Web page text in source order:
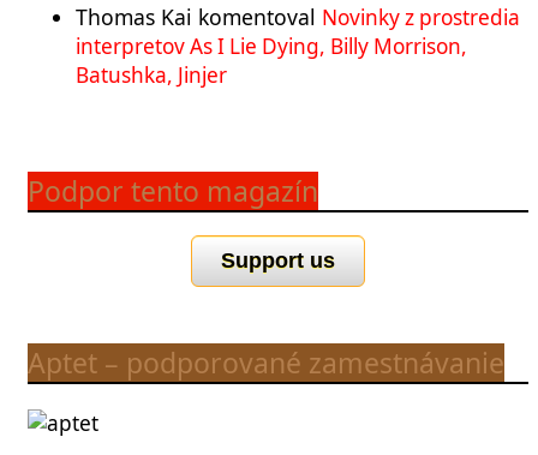
Thomas Kai komentoval Novinky z prostredia
interpretov As I Lie Dying, Billy Morrison,
Batushka, Jinjer
Podpor tento magazín
Support us
Aptet – podporované zamestnávanie